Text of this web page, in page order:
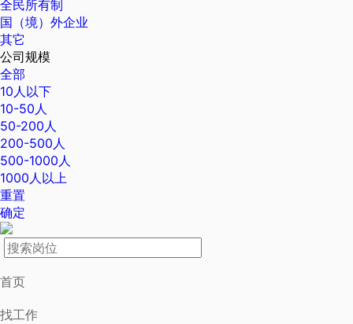
全民所有制
国（境）外企业
其它
公司规模
全部
10人以下
10-50人
50-200人
200-500人
500-1000人
1000人以上
重置
确定
首页
找工作